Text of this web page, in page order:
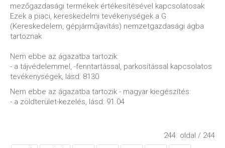
mezőgazdasági termékek értékesítésével kapcsolatosak
Ezek a piaci, kereskedelmi tevékenységek a G
(Kereskedelem, gépjárműjavítás) nemzetgazdasági ágba
tartoznak
Nem ebbe az ágazatba tartozik:
- a tájvédelemmel, -fenntartással, parkosítással kapcsolatos
tevékenységek, lásd: 8130
Nem ebbe az ágazatba tartozik - magyar kiegészítés:
- a zöldterület-kezelés, lásd: 91.04
244. oldal / 244